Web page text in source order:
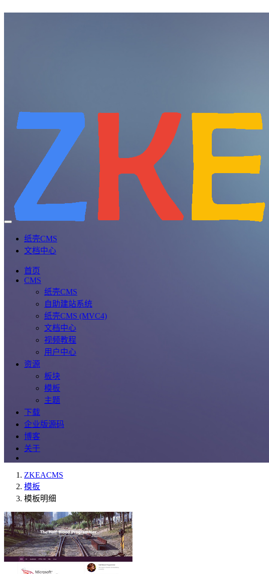
纸壳CMS
文档中心
首页
CMS
纸壳CMS
自助建站系统
纸壳CMS (MVC4)
文档中心
视频教程
用户中心
资源
板块
模板
主题
下载
企业版源码
博客
关于
ZKEACMS
模板
模板明细